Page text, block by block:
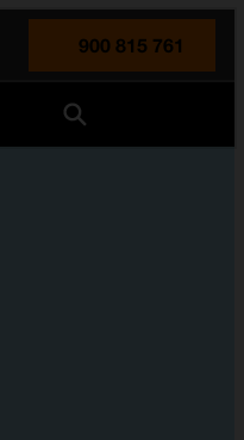
900 815 761